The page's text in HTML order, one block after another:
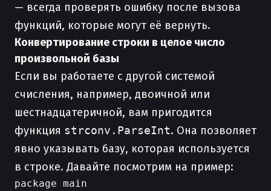
— всегда проверять ошибку после вызова
функций, которые могут её вернуть.
Конвертирование строки в целое число
произвольной базы
Если вы работаете с другой системой
счисления, например, двоичной или
шестнадцатеричной, вам пригодится
функция strconv.ParseInt. Она позволяет
явно указывать базу, которая используется
в строке. Давайте посмотрим на пример:
package main